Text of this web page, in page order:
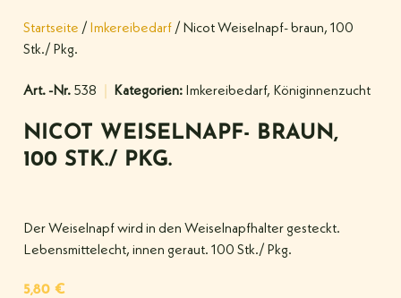
Startseite / Imkereibedarf / Nicot Weiselnapf- braun, 100
Stk./ Pkg.
Art. -Nr. 538 Kategorien: Imkereibedarf, Königinnenzucht
NICOT WEISELNAPF- BRAUN,
100 STK./ PKG.
Der Weiselnapf wird in den Weiselnapfhalter gesteckt.
Lebensmittelecht, innen geraut. 100 Stk./ Pkg.
5,80 €